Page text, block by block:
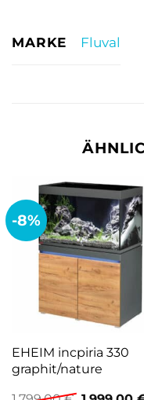
MARKE Fluval
-8%
EHEIM incpiria 330
graphit/nature